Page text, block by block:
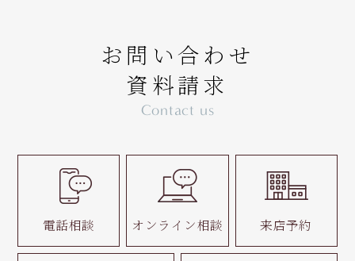
お問い合わせ
資料請求
Contact us
電話相談 オンライン相談 来店予約